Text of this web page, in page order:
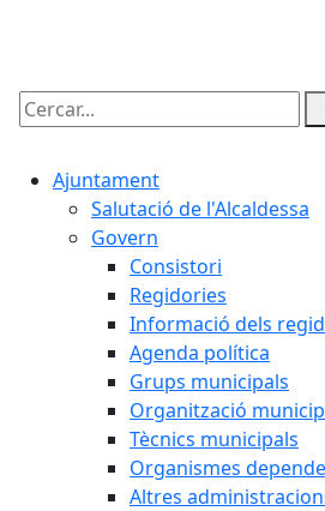
Cercar:
Ajuntament
Salutació de l'Alcaldessa
Govern
Consistori
Regidories
Informació dels
Agenda política
Grups municipals
Organització
Tècnics municipals
Organismes
Altres